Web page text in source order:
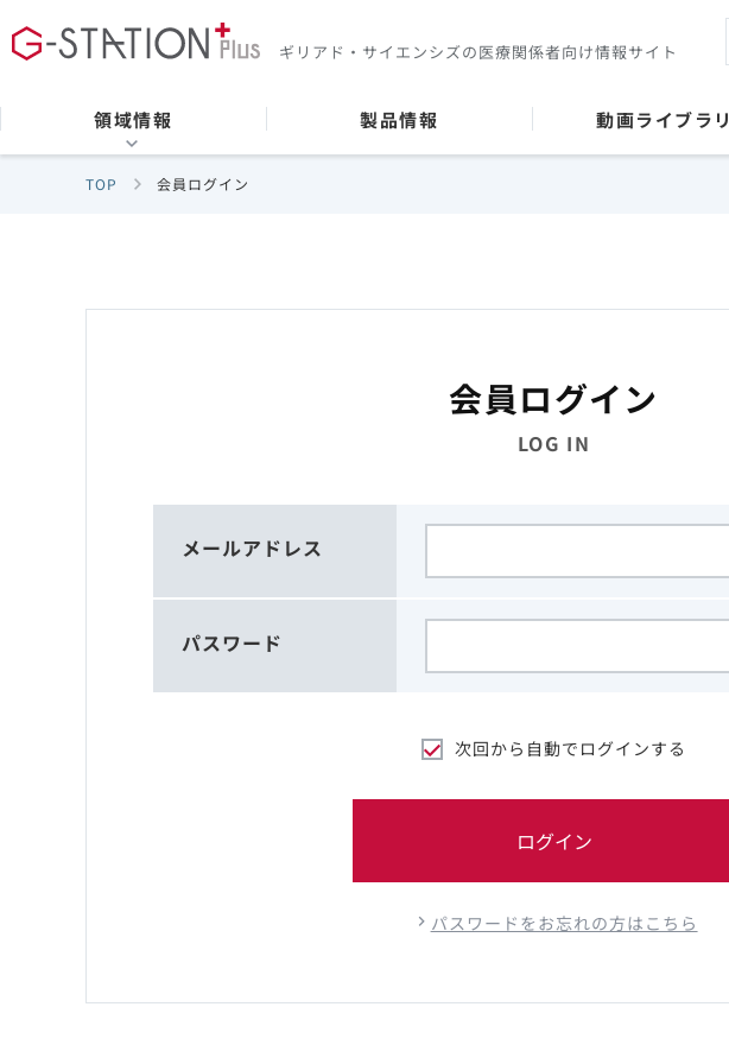
ギリアド・サイエンシズの医療関係者向け情報サイト
領域情報 製品情報 動画ライブラリ
TOP 会員ログイン
会員ログイン
LOG IN
メールアドレス
パスワード
次回から自動でログインする
ログイン
パスワードをお忘れの方はこちら